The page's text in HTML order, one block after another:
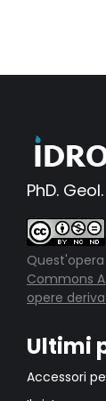
PhD.
Commons
opere
Ultimi
Accessori